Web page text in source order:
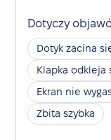
Dotyczy
Dotyk zacina
Klapka odkleja
Ekran nie
Zbita szybka